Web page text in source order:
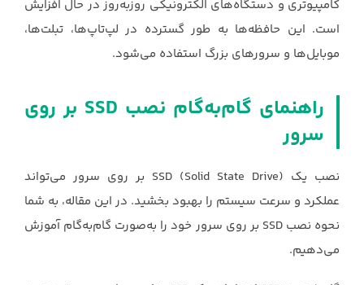
کامپیوتری و دستگاه‌های الکترونیکی روزبه‌روز در حال افزایش
است. این حافظه‌ها به طور گسترده در لپ‌تاپ‌ها، تبلت‌ها،
موبایل‌ها و سرورهای بزرگ استفاده می‌شود.
راهنمای گام‌به‌گام نصب SSD بر روی
سرور
نصب یک SSD (Solid State Drive) بر روی سرور می‌تواند
عملکرد و سرعت سیستم را بهبود بخشید. در این مقاله، به شما
نحوه نصب SSD بر روی سرور خود را به‌صورت گام‌به‌گام آموزش
می‌دهیم.